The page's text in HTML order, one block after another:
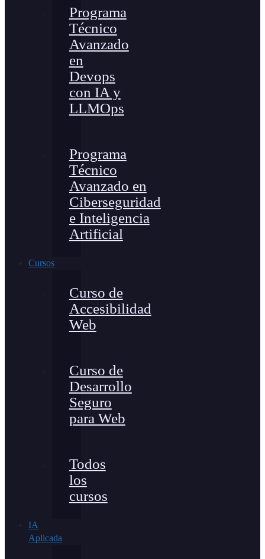
Programa
Técnico
Avanzado
en
Devops
con IA y
LLMOps
Programa
Técnico
Avanzado en
Ciberseguridad
e Inteligencia
Artificial
Cursos
Curso de
Accesibilidad
Web
Curso de
Desarrollo
Seguro
para Web
Todos
los
cursos
IA
Aplicada